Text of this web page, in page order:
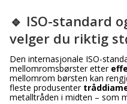
🔹 ISO-standard
velger du riktig
Den internasjonale ISO-
mellomromsbørster etter
mellomrom børsten kan
fleste produsenter
metalltråden i midten – som